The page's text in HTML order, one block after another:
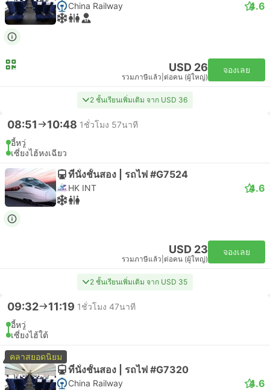
China Railway 4.6
USD 26
รวมภาษีแล้ว ต่อคน (ผู้ใหญ่)
จองเลย
2 ชั้นเรียนเพิ่มเติม จาก USD 36
08:51 10:48 1ชั่วโมง 57นาที
อี้หวู่
เซี่ยงไฮ้หงเฉียว
ที่นั่งชั้นสอง | รถไฟ #G7524
HK INT 4.6
USD 23
รวมภาษีแล้ว ต่อคน (ผู้ใหญ่)
จองเลย
2 ชั้นเรียนเพิ่มเติม จาก USD 35
09:32 11:19 1ชั่วโมง 47นาที
อี้หวู่
เซี่ยงไฮ้ใต้
คลาสยอดนิยม
ที่นั่งชั้นสอง | รถไฟ #G7320
China Railway 4.6